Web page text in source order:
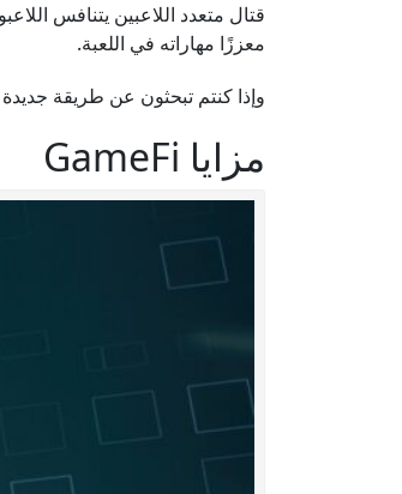
قتال متعدد اللاعبين يتنافس
معززًا مهاراته في اللعبة.
وإذا كنتم تبحثون عن طريقة جديدة
مزايا GameFi